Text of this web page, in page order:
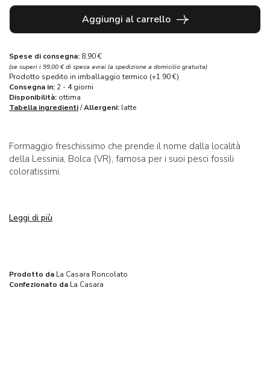
Aggiungi al carrello
Spese di consegna: 8,90 €
(se superi i 99,00 € di spesa avrai la spedizione a domicilio gratuita)
Prodotto spedito in imballaggio termico (+1.90 €)
Consegna in: 2 - 4 giorni
Disponibilità: ottima
Tabella ingredienti/Allergeni: latte
Formaggio freschissimo che prende il nome dalla località
della Lessinia, Bolca (VR), famosa per i suoi pesci fossili
coloratissimi.
Leggi di più
Prodotto da La Casara Roncolato
Confezionato da La Casara